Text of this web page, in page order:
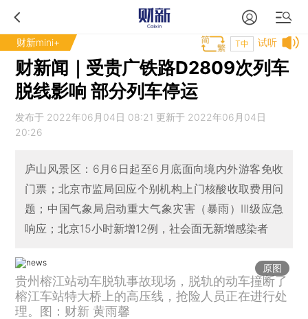
财新mini+ 试听
T中
财新闻｜受贵广铁路D2809次列车
脱线影响 部分列车停运
发布于 2022年06月04日 08:21 更新于 2022年06月04日
20:26
庐山风景区：6月6日起至6月底面向境内外游客免收
门票；北京市监局回应个别机构上门核酸收取费用问
题；中国气象局启动重大气象灾害（暴雨）Ⅲ级应急
响应；北京15小时新增12例，社会面无新增感染者
原图
贵州榕江站动车脱轨事故现场，脱轨的动车撞断了
榕江车站特大桥上的高压线，抢险人员正在进行处
理。图：财新 黄雨馨